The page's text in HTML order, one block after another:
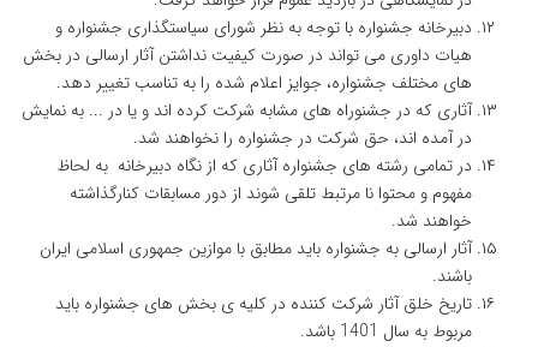
دبیرخانه جشنواره با توجه به نظر شورای سیاستگذاری جشنواره و
هیات داوری می تواند در صورت کیفیت نداشتن آثار ارسالی در بخش
های مختلف جشنواره، جوایز اعلام شده را به تناسب تغییر دهد.
آثاری که در جشنوراه های مشابه شرکت کرده اند و یا در ... به نمایش
در آمده اند، حق شرکت در جشنواره را نخواهند شد.
در تمامی رشته های جشنواره آثاری که از نگاه دبیرخانه به لحاظ
مفهوم و محتوا نا مرتبط تلقی شوند از دور مسابقات کنارگذاشته
خواهند شد.
آثار ارسالی به جشنواره باید مطابق با موازین جمهوری اسلامی ایران
باشند.
تاریخ خلق آثار شرکت کننده در کلیه ی بخش های جشنواره باید
مربوط به سال 1401 باشد.